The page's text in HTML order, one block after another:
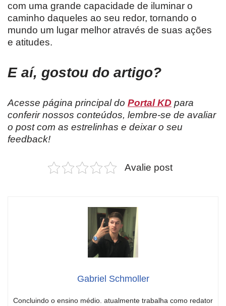
com uma grande capacidade de iluminar o
caminho daqueles ao seu redor, tornando o
mundo um lugar melhor através de suas ações
e atitudes.
E aí, gostou do artigo?
Acesse página principal do Portal KD para
conferir nossos conteúdos, lembre-se de avaliar
o post com as estrelinhas e deixar o seu
feedback!
Avalie post
Gabriel Schmoller
Concluindo o ensino médio. atualmente trabalha como redator